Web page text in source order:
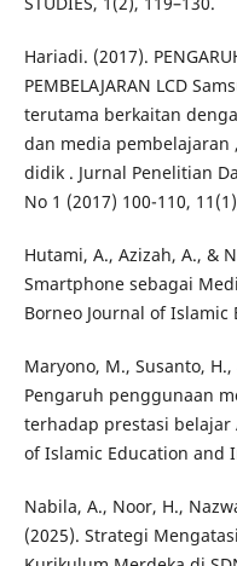
Hariadi. (2017).
PEMBELAJARAN LCD
terutama berkaitan
dan media pembelajaran
didik . Jurnal Penelitian
No 1 (2017) 100-110,
Hutami, A., Azizah, A., &
Smartphone sebagai
Borneo Journal of Islamic
Maryono, M., Susanto,
Pengaruh penggunaan
terhadap prestasi belajar
of Islamic Education and
Nabila, A., Noor, H.,
(2025). Strategi